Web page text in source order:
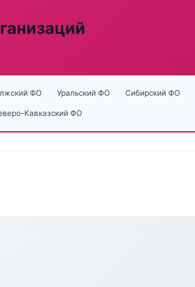
ФО Уральский ФО Сибирский ФО
Кавказский ФО